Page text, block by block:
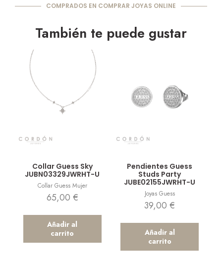
COMPRADOS EN COMPRAR JOYAS ONLINE
También te puede gustar
Collar Guess Sky
JUBN03329JWRHT-U
Collar Guess Mujer
65,00 €
Añadir al
carrito
Pendientes Guess
Studs Party
JUBE02155JWRHT-U
Joyas Guess
39,00€
Añadir al
carrito